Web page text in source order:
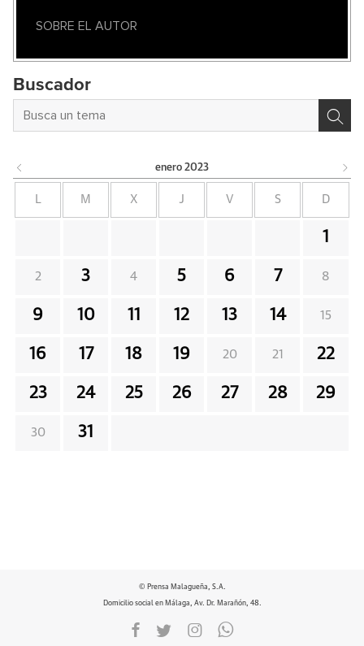
SOBRE EL AUTOR
Buscador
enero 2023
L M X J V S D
1
2 3 4 5 6 7 8
9 10 11 12 13 14 15
16 17 18 19 20 21 22
23 24 25 26 27 28 29
30 31
© Prensa Malagueña, S.A.
Domicilio social en Málaga, Av. Dr. Marañón, 48.